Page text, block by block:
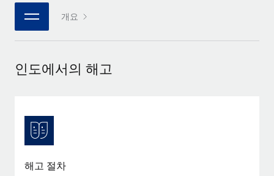
서비스
글로벌 인사 및 규정 준수 업무 처리에 전문가 지원 제공
신원 조사
전략적 기술 파트너
플랫폼에 글로벌 HR을 유연하게 통합
사례 연구
웨비나
이벤트
지원받기
한국어
개요
인도에서의 해고
해고 절차